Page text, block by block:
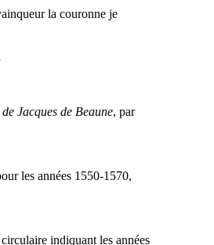
la couronne je
Jacques de Beaune, par
les années 1550-1570,
indiquant les années